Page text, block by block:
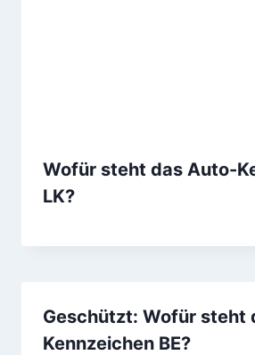
Wofür steht das Auto-
LK?
Geschützt: Wofür steht
Kennzeichen BE?